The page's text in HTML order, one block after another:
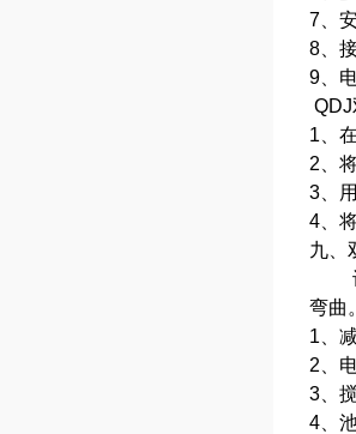
7、
8、
9、
1、
2、
3、
4、
九、
设
弯曲
1、
2、
3、
4、